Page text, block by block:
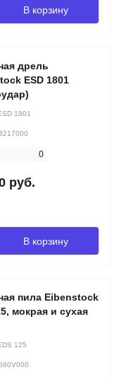
В корзину
дрель
ESD 1801
1801
0
руб.
В корзину
пила Eibenstock
мокрая и сухая
125